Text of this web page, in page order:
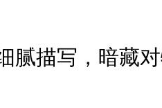
腻描写，暗藏